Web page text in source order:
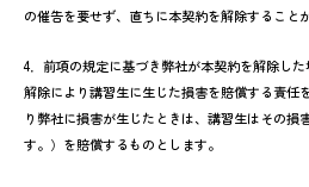
の催告を要せず、直ちに本契約を解除すること
4．前項の規定に基づき弊社が本契約を解除し
解除により講習生に生じた損害を賠償する責任
り弊社に損害が生じたときは、講習生はその損
す。）を賠償するものとします。